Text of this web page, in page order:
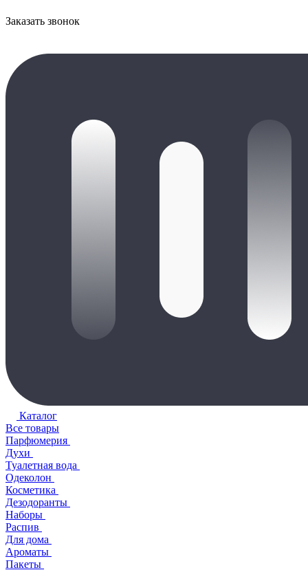
Заказать звонок
Каталог
Все товары
Парфюмерия
Духи
Туалетная вода
Одеколон
Косметика
Дезодоранты
Наборы
Распив
Для дома
Ароматы
Пакеты